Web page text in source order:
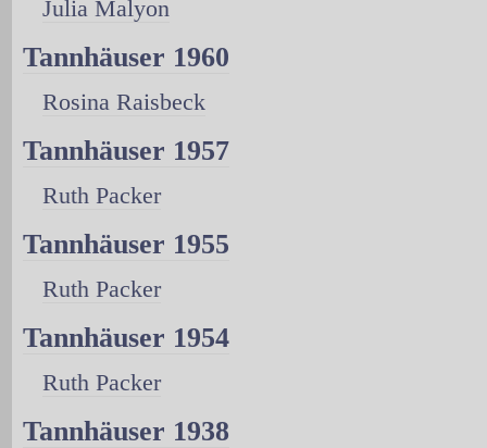
Julia Malyon
Tannhäuser 1960
Rosina Raisbeck
Tannhäuser 1957
Ruth Packer
Tannhäuser 1955
Ruth Packer
Tannhäuser 1954
Ruth Packer
Tannhäuser 1938